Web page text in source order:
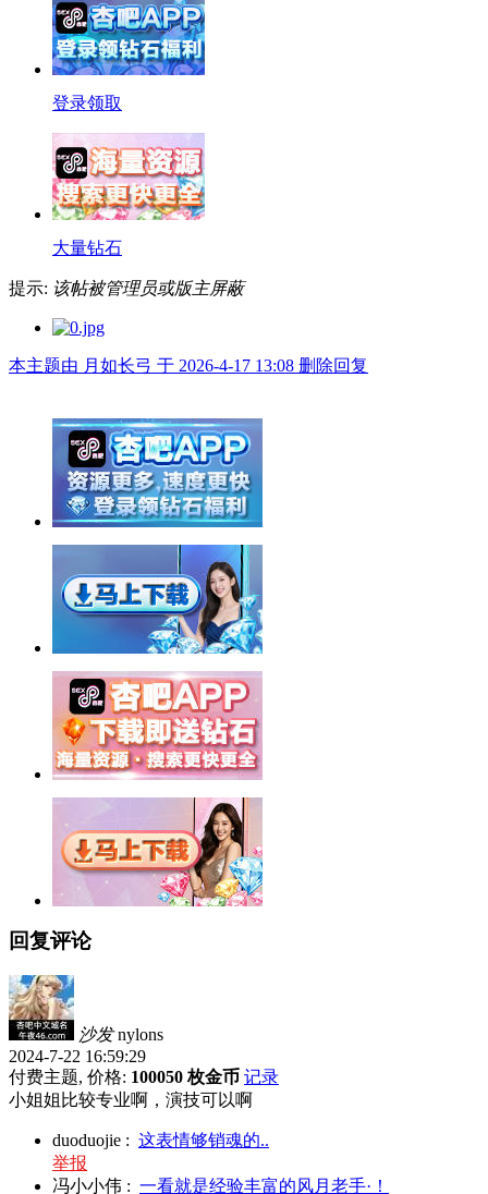
登录领取
大量钻石
提示: 该帖被管理员或版主屏蔽
本主题由 月如长弓 于 2026-4-17 13:08 删除回复
回复评论
沙发 nylons
2024-7-22 16:59:29
付费主题, 价格: 100050 枚金币 记录
小姐姐比较专业啊，演技可以啊
duoduojie : 这表情够销魂的..
举报
冯小小伟 : 一看就是经验丰富的风月老手·！